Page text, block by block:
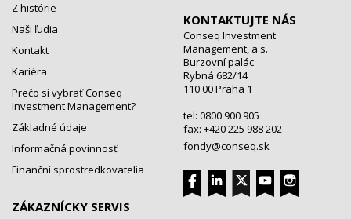
Z histórie
Naši ľudia
Kontakt
Kariéra
Prečo si vybrať Conseq
Investment Management?
Základné údaje
Informačná povinnosť
Finanční sprostredkovatelia
ZÁKAZNÍCKY SERVIS
KONTAKTUJTE NÁS
Conseq Investment
Management, a.s.
Burzovní palác
Rybná 682/14
110 00 Praha 1
tel: 0800 900 905
fax: +420 225 988 202
fondy@conseq.sk